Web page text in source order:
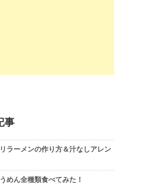
事
ラーメンの作り方＆汁なしアレン
めん全種類食べてみた！